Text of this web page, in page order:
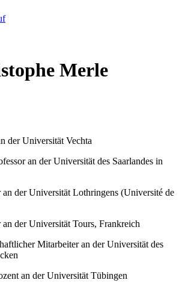
Merle
der Universität Vechta
an der Universität des Saarlandes in
an der Universität Lothringens (Université de
an der Universität Tours, Frankreich
Mitarbeiter an der Universität des
an der Universität Tübingen